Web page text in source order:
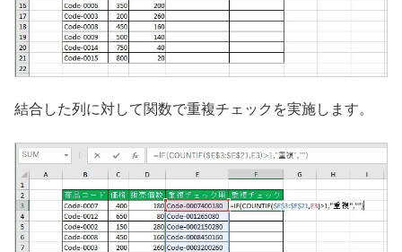
結合した列に対して関数で重複チェックを実施します。